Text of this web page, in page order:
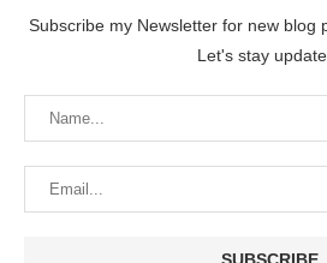
Subscribe my Newsletter for new blog
Let's stay